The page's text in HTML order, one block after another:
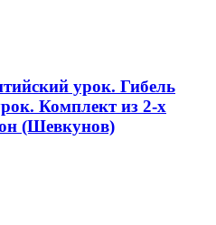
урок. Гибель
Комплект из 2-х
(Шевкунов)